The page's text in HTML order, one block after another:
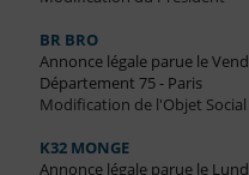
BR BRO
Annonce légale parue le
Département 75 - Paris
Modification de l'Objet Social
K32 MONGE
Annonce légale parue le